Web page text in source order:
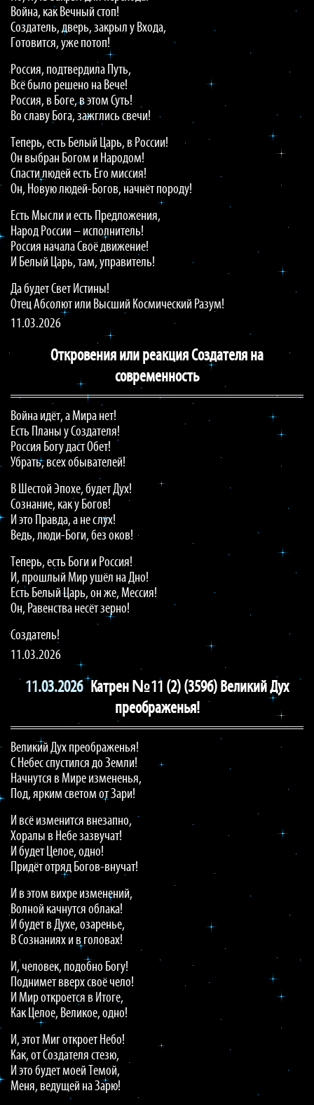
Война, как Вечный стоп!
Создатель, дверь, закрыл у Входа,
Готовится, уже потоп!
Россия, подтвердила Путь,
Всё было решено на Вече!
Россия, в Боге, в этом Суть!
Во славу Бога, зажглись свечи!
Теперь, есть Белый Царь, в России!
Он выбран Богом и Народом!
Спасти людей есть Его миссия!
Он, Новую людей-Богов, начнёт породу!
Есть Мысли и есть Предложения,
Народ России – исполнитель!
Россия начала Своё движение!
И Белый Царь, там, управитель!
Да будет Свет Истины!
Отец Абсолют или Высший Космический Разум!
11.03.2026
Откровения или реакция Создателя на
современность
Война идёт, а Мира нет!
Есть Планы у Создателя!
Россия Богу даст Обет!
Убрать, всех обывателей!
В Шестой Эпохе, будет Дух!
Сознание, как у Богов!
И это Правда, а не слух!
Ведь, люди-Боги, без оков!
Теперь, есть Боги и Россия!
И, прошлый Мир ушёл на Дно!
Есть Белый Царь, он же, Мессия!
Он, Равенства несёт зерно!
Создатель!
11.03.2026
11.03.2026 Катрен №11 (2) (3596) Великий Дух
преображенья!
Великий Дух преображенья!
С Небес спустился до Земли!
Начнутся в Мире измененья,
Под, ярким светом от Зари!
И всё изменится внезапно,
Хоралы в Небе зазвучат!
И будет Целое, одно!
Придёт отряд Богов-внучат!
И в этом вихре изменений,
Волной качнутся облака!
И будет в Духе, озаренье,
В Сознаниях и в головах!
И, человек, подобно Богу!
Поднимет вверх своё чело!
И Мир откроется в Итоге,
Как Целое, Великое, одно!
И, этот Миг откроет Небо!
Как, от Создателя стезю,
И это будет моей Темой,
Меня, ведущей на Зарю!